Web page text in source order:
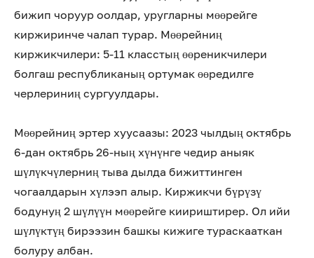
бижип чоруур оолдар, уругларны мөөрейге
киржиринче чалап турар. Мөөрейниң
киржикчилери: 5-11 класстың өөреникчилери
болгаш республиканың ортумак өөредилге
черлериниң сургуулдары.
Мөөрейниң эртер хуусаазы: 2023 чылдың октябрь
6-дан октябрь 26-ның хүнүнге чедир аныяк
шүлүкчүлерниң тыва дылда бижиттинген
чогаалдарын хүлээп алыр. Киржикчи бүрүзү
бодунуң 2 шүлүүн мөөрейге киириштирер. Ол ийи
шүлүктүң бирээзин башкы кижиге тураскааткан
болуру албан.